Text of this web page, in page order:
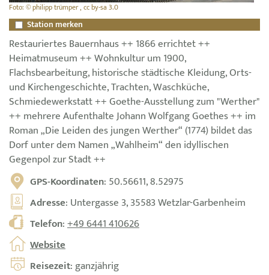
Foto: © philipp trümper , cc by-sa 3.0
Station merken
Restauriertes Bauernhaus ++ 1866 errichtet ++
Heimatmuseum ++ Wohnkultur um 1900,
Flachsbearbeitung, historische städtische Kleidung, Orts-
und Kirchengeschichte, Trachten, Waschküche,
Schmiedewerkstatt ++ Goethe-Ausstellung zum "Werther"
++ mehrere Aufenthalte Johann Wolfgang Goethes ++ im
Roman „Die Leiden des jungen Werther“ (1774) bildet das
Dorf unter dem Namen „Wahlheim“ den idyllischen
Gegenpol zur Stadt ++
GPS-Koordinaten: 50.56611, 8.52975
Adresse: Untergasse 3, 35583 Wetzlar-Garbenheim
Telefon:+49 6441 410626
Website
Reisezeit: ganzjährig